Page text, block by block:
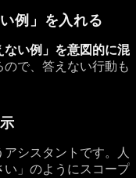
例」を入れる
ない例」を意図的に混
で、答えない行動も
アシスタントです。人
」のようにスコープ